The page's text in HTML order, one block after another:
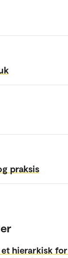
praksis
hierarkisk